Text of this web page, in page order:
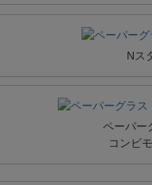
Nス
ペーパー
コンビ